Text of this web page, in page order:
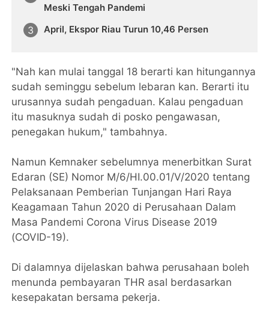
Meski Tengah Pandemi
April, Ekspor Riau Turun 10,46 Persen
"Nah kan mulai tanggal 18 berarti kan hitungannya
sudah seminggu sebelum lebaran kan. Berarti itu
urusannya sudah pengaduan. Kalau pengaduan
itu masuknya sudah di posko pengawasan,
penegakan hukum," tambahnya.
Namun Kemnaker sebelumnya menerbitkan Surat
Edaran (SE) Nomor M/6/HI.00.01/V/2020 tentang
Pelaksanaan Pemberian Tunjangan Hari Raya
Keagamaan Tahun 2020 di Perusahaan Dalam
Masa Pandemi Corona Virus Disease 2019
(COVID-19).
Di dalamnya dijelaskan bahwa perusahaan boleh
menunda pembayaran THR asal berdasarkan
kesepakatan bersama pekerja.